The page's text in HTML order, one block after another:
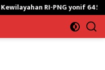
PNG yonif 645/GtY